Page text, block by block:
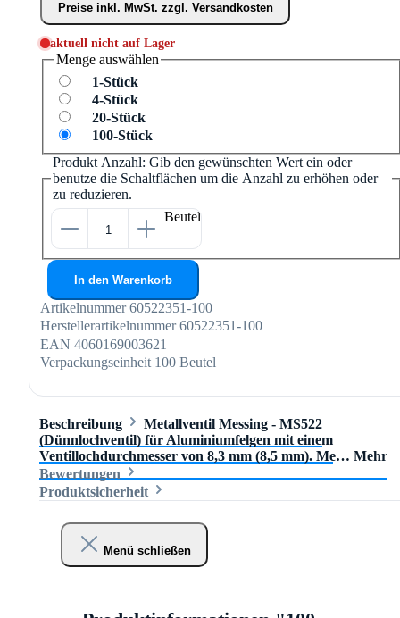
Preise inkl. MwSt. zzgl. Versandkosten
aktuell nicht auf Lager
Menge auswählen
1-Stück
4-Stück
20-Stück
100-Stück
Produkt Anzahl: Gib den gewünschten Wert ein oder
benutze die Schaltflächen um die Anzahl zu erhöhen oder
zu reduzieren.
Beutel
In den Warenkorb
Artikelnummer 60522351-100
Herstellerartikelnummer 60522351-100
EAN 4060169003621
Verpackungseinheit 100 Beutel
Beschreibung
Metallventil Messing - MS522
(Dünnlochventil) für Aluminiumfelgen mit einem
Ventillochdurchmesser von 8,3 mm (8,5 mm). Me… Mehr
Bewertungen
Produktsicherheit
Menü schließen